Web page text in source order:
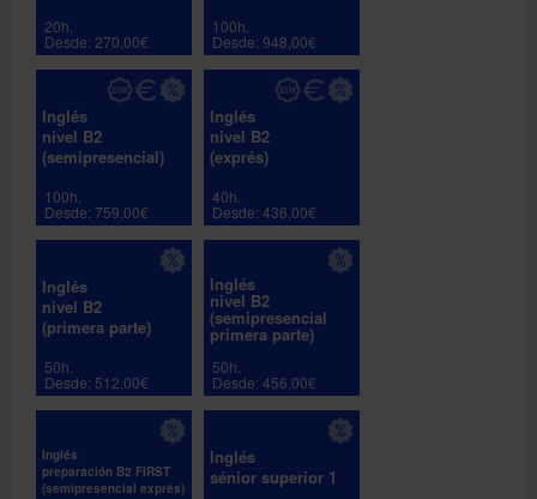
20h.
Desde: 270,00€
100h.
Desde: 948,00€
Inglés
nivel B2
(semipresencial)
100h.
Desde: 759,00€
Inglés
nivel B2
(exprés)
40h.
Desde: 436,00€
Inglés
nivel B2
(primera parte)
50h.
Desde: 512,00€
Inglés
nivel B2
(semipresencial
primera parte)
50h.
Desde: 456,00€
Inglés
preparación B2 FIRST
(semipresencial exprés)
Inglés
sénior superior 1